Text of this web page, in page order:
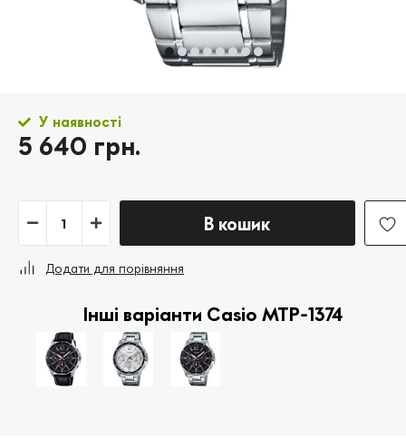
У наявності
5 640 грн.
В кошик
Додати для порівняння
Інші варіанти Casio MTP-1374